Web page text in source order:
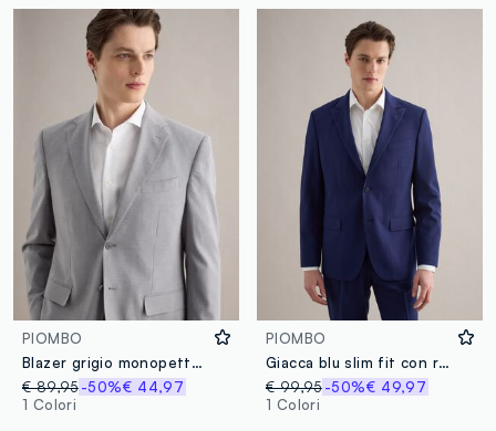
PIOMBO
Blazer grigio monopetto con microquadri regular fit
€ 89,95-50%€ 44,97
1 Colori
PIOMBO
Giacca blu slim fit con revers a lancia
€ 99,95 -50%€ 49,97
1 Colori